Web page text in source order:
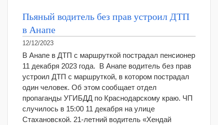
Пьяный водитель без прав устроил ДТП
в Анапе
12/12/2023
В Анапе в ДТП с маршруткой пострадал пенсионер
11 декабря 2023 года. В Анапе водитель без прав
устроил ДТП с маршруткой, в котором пострадал
один человек. Об этом сообщает отдел
пропаганды УГИБДД по Краснодарскому краю. ЧП
случилось в 15:00 11 декабря на улице
Стахановской. 21-летний водитель «Хендай